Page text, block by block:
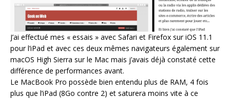
J’ai effectué mes « essais » avec Safari et Firefox sur iOS 11.1
pour l’iPad et avec ces deux mêmes navigateurs également sur
macOS High Sierra sur le Mac mais j’avais déjà constaté cette
différence de performances avant.
Le MacBook Pro possède bien entendu plus de RAM, 4 fois
plus que l’iPad (8Go contre 2) et saturera moins vite à ce